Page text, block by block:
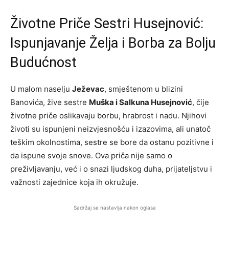
Životne Priče Sestri Husejnović:
Ispunjavanje Želja i Borba za Bolju
Budućnost
U malom naselju Ježevac, smještenom u blizini
Banovića, žive sestre Muška i Salkuna Husejnović, čije
životne priče oslikavaju borbu, hrabrost i nadu. Njihovi
životi su ispunjeni neizvjesnošću i izazovima, ali unatoč
teškim okolnostima, sestre se bore da ostanu pozitivne i
da ispune svoje snove. Ova priča nije samo o
preživljavanju, već i o snazi ljudskog duha, prijateljstvu i
važnosti zajednice koja ih okružuje.
Sadržaj se nastavlja nakon oglasa